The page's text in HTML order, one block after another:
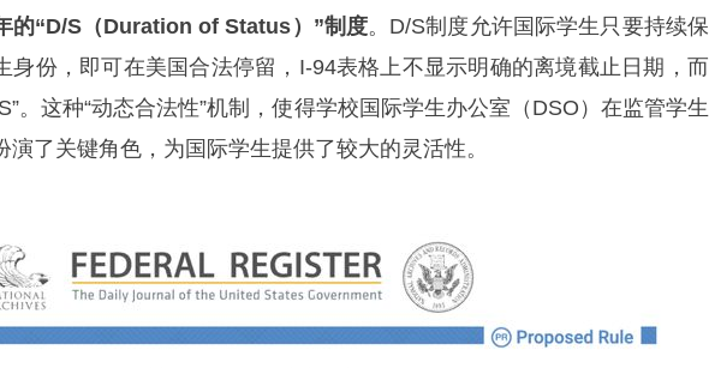
的“D/S（Duration of Status）”制度。D/S制度允许国际学生只要持续保
身份，即可在美国合法停留，I-94表格上不显示明确的离境截止日期，而
。这种“动态合法性”机制，使得学校国际学生办公室（DSO）在监管学生
演了关键角色，为国际学生提供了较大的灵活性。